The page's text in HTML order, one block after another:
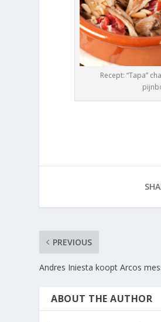
Recept: “Tapa”
PREVIOUS
Andres Iniesta koopt Arcos
ABOUT THE AUTHOR